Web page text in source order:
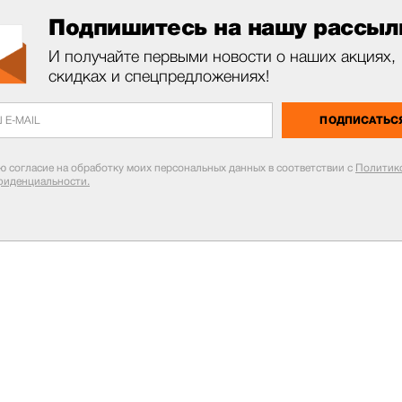
Подпишитесь на нашу
И получайте первыми новости о наших акциях,
скидках и спецпредложениях!
согласие на обработку моих персональных данных в соответствии с